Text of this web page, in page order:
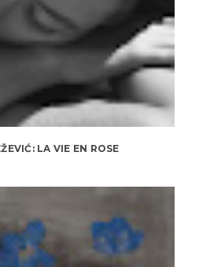
LA VIE EN ROSE